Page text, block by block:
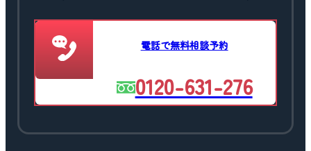
電話で無料相談予約
0120-631-276